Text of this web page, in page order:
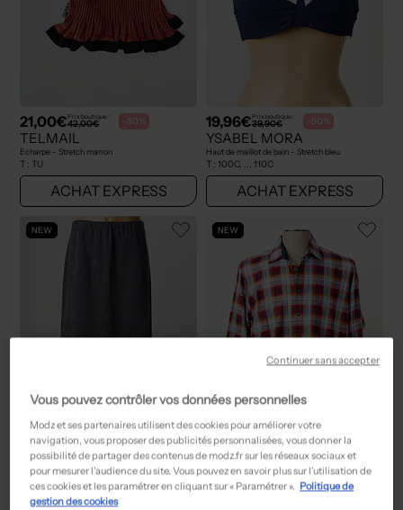
21,00€Prix boutique :
42,00€ -50%
TELMAIL
Echarpe - Stretch marron
T : TU
ACHAT EXPRESS
19,96€Prix boutique :
39,90€ -50%
YSABEL MORA
Haut de maillot de bain - Stretch bleu
T : 100C, ... 110C
ACHAT EXPRESS
NEW
55,50€Prix boutique :
111,00€ -50%
PAUPORTÉ
Jupe mi-longue - Coupe droite gris
NEW
39,00€Prix boutique :
78,00€ -50%
MARVELIS
Vous pouvez contrôler vos données personnelles
Modz et ses partenaires utilisent des cookies pour améliorer votre
navigation, vous proposer des publicités personnalisées, vous donner la
possibilité de partager des contenus de modz.fr sur les réseaux sociaux et
pour mesurer l’audience du site. Vous pouvez en savoir plus sur l’utilisation de
ces cookies et les paramétrer en cliquant sur « Paramétrer ». Politique de
gestion des cookies
Continuer sans accepter